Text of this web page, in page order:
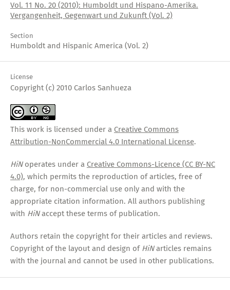
Vol. 11 No. 20 (2010): Humboldt und Hispano-Amerika.
Vergangenheit, Gegenwart und Zukunft (Vol. 2)
Section
Humboldt and Hispanic America (Vol. 2)
License
Copyright (c) 2010 Carlos Sanhueza
This work is licensed under a Creative Commons
Attribution-NonCommercial 4.0 International License.
HiNoperates under a Creative Commons-Licence (CC BY-NC
4.0), which permits the reproduction of articles, free of
charge, for non-commercial use only and with the
appropriate citation information. All authors publishing
with HiNaccept these terms of publication.
Authors retain the copyright for their articles and reviews.
Copyright of the layout and design of HiNarticles remains
with the journal and cannot be used in other publications.